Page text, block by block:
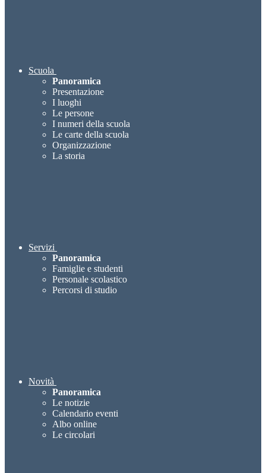
Scuola
Panoramica
Presentazione
I luoghi
Le persone
I numeri della scuola
Le carte della scuola
Organizzazione
La storia
Servizi
Panoramica
Famiglie e studenti
Personale scolastico
Percorsi di studio
Novità
Panoramica
Le notizie
Calendario eventi
Albo online
Le circolari